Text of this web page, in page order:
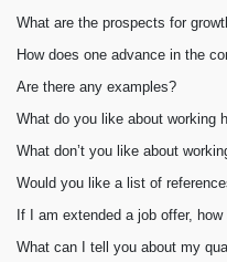
What are the prospects for
How does one advance in the
Are there any examples?
What do you like about working
What don’t you like about
Would you like a list of
If I am extended a job offer,
What can I tell you about my